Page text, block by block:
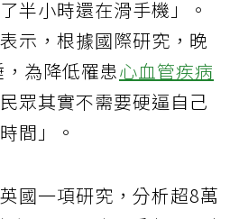
半小時還在滑手機」。
示，根據國際研究，晚
為降低罹患心血管疾病
眾其實不需要硬逼自己
間」。
國一項研究，分析超8萬